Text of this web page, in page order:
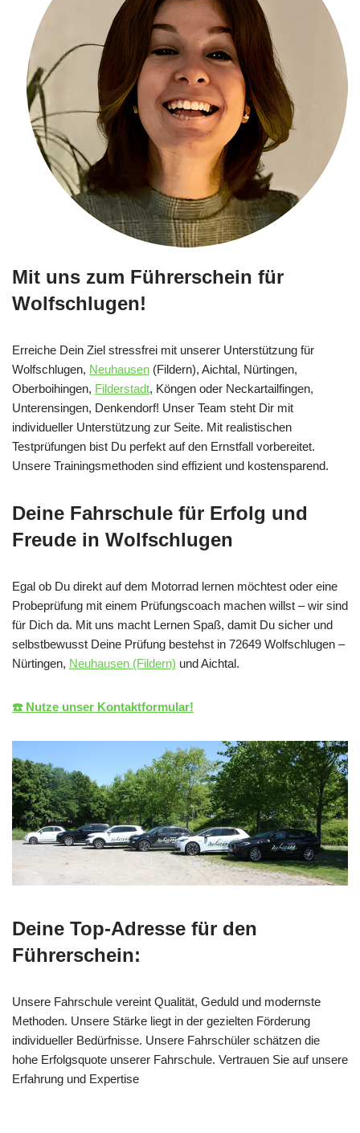
Mit uns zum Führerschein für
Wolfschlugen!
Erreiche Dein Ziel stressfrei mit unserer Unterstützung für
Wolfschlugen, Neuhausen (Fildern), Aichtal, Nürtingen,
Oberboihingen, Filderstadt, Köngen oder Neckartailfingen,
Unterensingen, Denkendorf! Unser Team steht Dir mit
individueller Unterstützung zur Seite. Mit realistischen
Testprüfungen bist Du perfekt auf den Ernstfall vorbereitet.
Unsere Trainingsmethoden sind effizient und kostensparend.
Deine Fahrschule für Erfolg und
Freude in Wolfschlugen
Egal ob Du direkt auf dem Motorrad lernen möchtest oder eine
Probeprüfung mit einem Prüfungscoach machen willst – wir sind
für Dich da. Mit uns macht Lernen Spaß, damit Du sicher und
selbstbewusst Deine Prüfung bestehst in 72649 Wolfschlugen –
Nürtingen, Neuhausen (Fildern) und Aichtal.
☎️ Nutze unser Kontaktformular!
Deine Top-Adresse für den
Führerschein:
Unsere Fahrschule vereint Qualität, Geduld und modernste
Methoden. Unsere Stärke liegt in der gezielten Förderung
individueller Bedürfnisse. Unsere Fahrschüler schätzen die
hohe Erfolgsquote unserer Fahrschule. Vertrauen Sie auf unsere
Erfahrung und Expertise